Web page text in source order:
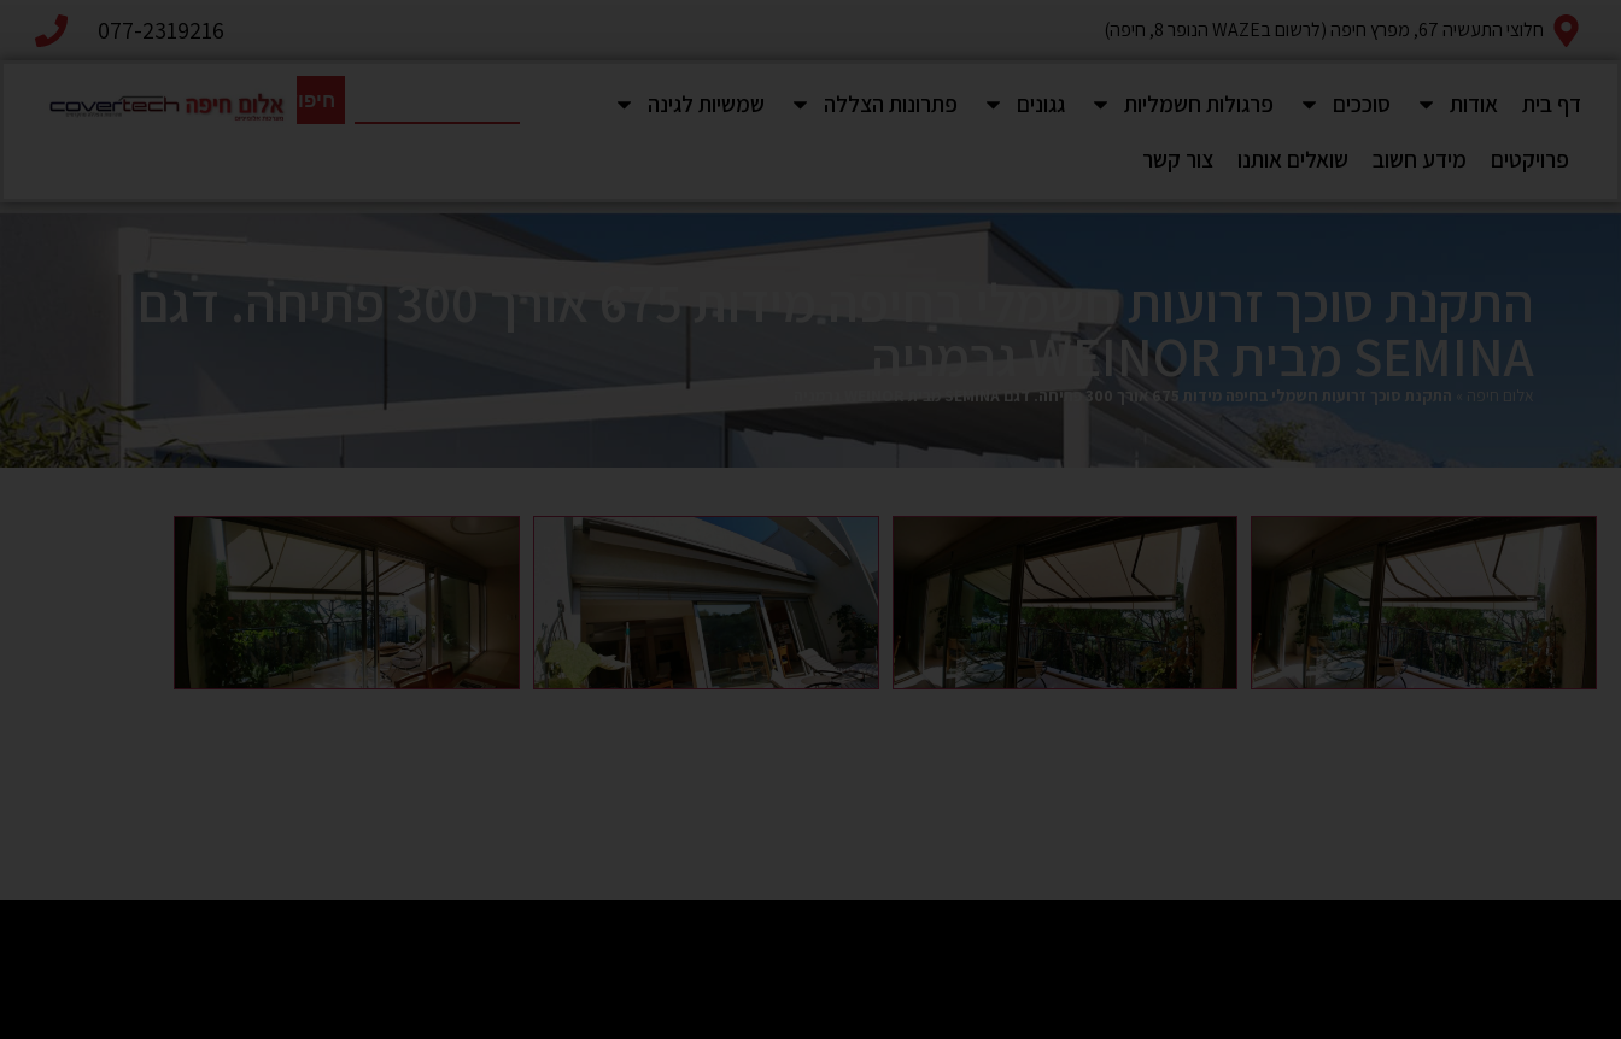
חלוצי התעשיה 67, מפרץ חיפה (לרשום בWAZE הנופר 8, חיפה) 077-2319216
דף בית אודות סוככים פרגולות חשמליות גגונים פתרונות הצללה
שמשיות לגינה
פרויקטים
מידע חשוב שואלים אותנו צור קשר
חיפוש
התקנת סוכך זרועות חשמלי בחיפה מידות 675 אורך 300 פתיחה. דגם
SEMINA מבית WEINOR גרמניה
אלום חיפה התקנת סוכך זרועות חשמלי בחיפה מידות 675 אורך 300 פתיחה. דגם SEMINA מבית WEINOR גרמניה